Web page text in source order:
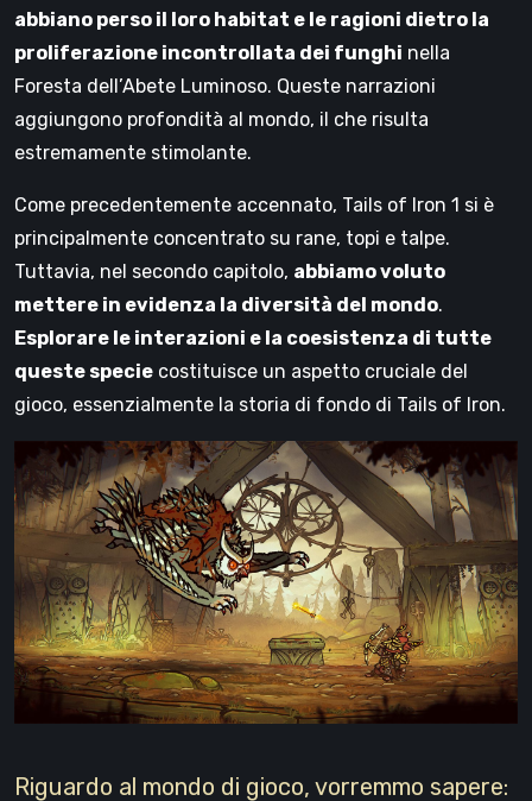
abbiano perso il loro habitat e le ragioni dietro la
proliferazione incontrollata dei funghi nella
Foresta dell’Abete Luminoso. Queste narrazioni
aggiungono profondità al mondo, il che risulta
estremamente stimolante.
Come precedentemente accennato, Tails of Iron 1 si è
principalmente concentrato su rane, topi e talpe.
Tuttavia, nel secondo capitolo, abbiamo voluto
mettere in evidenza la diversità del mondo.
Esplorare le interazioni e la coesistenza di tutte
queste specie costituisce un aspetto cruciale del
gioco, essenzialmente la storia di fondo di Tails of Iron.
Riguardo al mondo di gioco, vorremmo sapere: